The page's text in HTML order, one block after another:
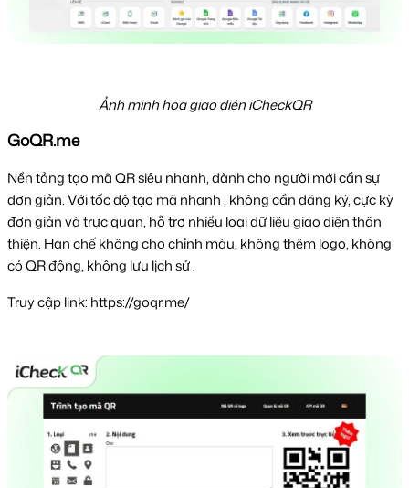
Ảnh minh họa giao diện iCheckQR
GoQR.me
Nền tảng tạo mã QR siêu nhanh, dành cho người mới cần sự
đơn giản. Với tốc độ tạo mã nhanh , không cần đăng ký, cực kỳ
đơn giản và trực quan, hỗ trợ nhiều loại dữ liệu giao diện thân
thiện. Hạn chế không cho chỉnh màu, không thêm logo, không
có QR động, không lưu lịch sử .
Truy cập link: https://goqr.me/